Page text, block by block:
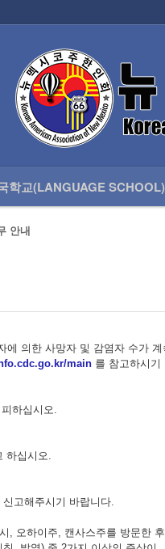
학교(LANGUAGE SCHOOL)
안내
서 영화 상영합니다.
조영진 목사님
회 영사업무 안내
안내
의한 사망자 및 감염자 수가
main 를 참고하시기
하십시오.
하십시오.
고해주시기 바랍니다.
, 오하이주, 캔사스주를 방문한 후